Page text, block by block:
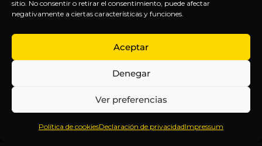
sitio. No consentir o retirar el consentimiento, puede afectar
negativamente a ciertas características y funciones.
Aceptar
Denegar
Ver preferencias
Política de cookiesDeclaración de privacidadImpressum
Inteligencia
Anticipándonos
EXPLORA
Inicio
Sobre
Contenido
Webinars
LEGAL
Política
de
Términos y
Aviso
SÍGUENOS